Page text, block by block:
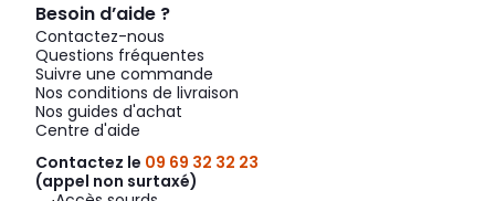
Besoin d’aide ?
Contactez-nous
Questions fréquentes
Suivre une commande
Nos conditions de livraison
Nos guides d'achat
Centre d'aide
Contactez le 09 69 32 32 23
(appel non surtaxé)